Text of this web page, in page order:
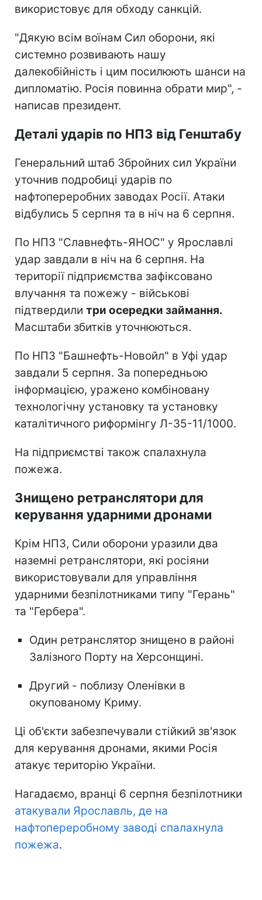
використовує для обходу санкцій.
"Дякую всім воїнам Сил оборони, які
системно розвивають нашу
далекобійність і цим посилюють шанси на
дипломатію. Росія повинна обрати мир", -
написав президент.
Деталі ударів по НПЗ від Генштабу
Генеральний штаб Збройних сил України
уточнив подробиці ударів по
нафтопереробних заводах Росії. Атаки
відбулись 5 серпня та в ніч на 6 серпня.
По НПЗ "Славнефть-ЯНОС" у Ярославлі
удар завдали в ніч на 6 серпня. На
території підприємства зафіксовано
влучання та пожежу - військові
підтвердили три осередки займання.
Масштаби збитків уточнюються.
По НПЗ "Башнефть-Новойл" в Уфі удар
завдали 5 серпня. За попередньою
інформацією, уражено комбіновану
технологічну установку та установку
каталітичного риформінгу Л-35-11/1000.
На підприємстві також спалахнула
пожежа.
Знищено ретранслятори для
керування ударними дронами
Крім НПЗ, Сили оборони уразили два
наземні ретранслятори, які росіяни
використовували для управління
ударними безпілотниками типу "Герань"
та "Гербера".
Один ретранслятор знищено в районі
Залізного Порту на Херсонщині.
Другий - поблизу Оленівки в
окупованому Криму.
Ці об'єкти забезпечували стійкий зв'язок
для керування дронами, якими Росія
атакує територію України.
Нагадаємо, вранці 6 серпня безпілотники
атакували Ярославль, де на
нафтопереробному заводі спалахнула
пожежа.